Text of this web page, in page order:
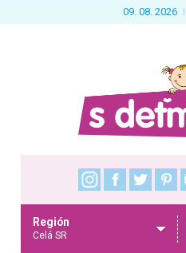
09. 08. 2026
Región
Celá SR